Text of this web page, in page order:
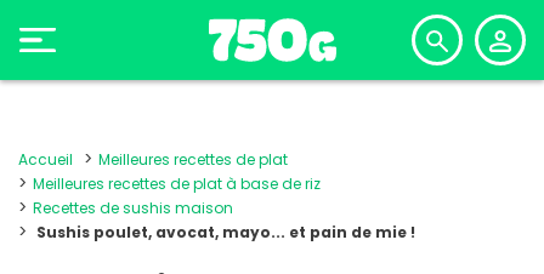
Accueil
Meilleures recettes de plat
Meilleures recettes de plat à base de riz
Recettes de sushis maison
Sushis poulet, avocat, mayo... et pain de mie !